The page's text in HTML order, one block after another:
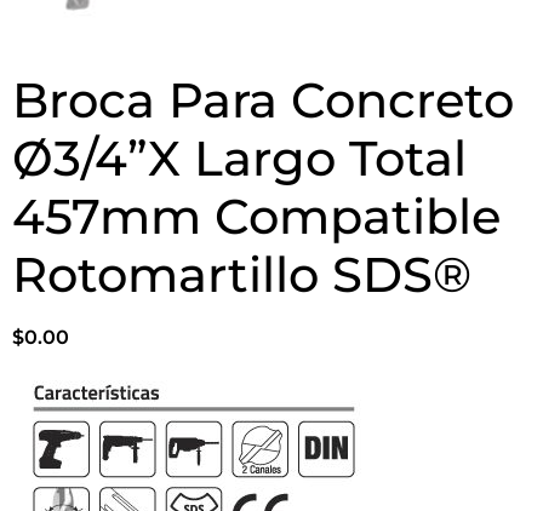
Broca Para Concreto
Ø3/4”X Largo Total
457mm Compatible
Rotomartillo SDS®
$0.00